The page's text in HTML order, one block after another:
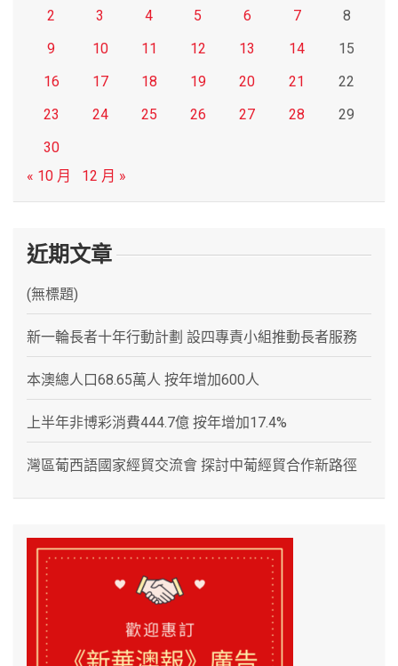
2 3 4 5 6 7
8
9
10 11 12 13 14
15
16
17 18 19 20 21
22
23
24 25 26 27 28
29
30
« 10 月
12 月 »
近期文章
(無標題)
新一輪長者十年行動計劃 設四專責小組推動長者服務
本澳總人口68.65萬人 按年增加600人
上半年非博彩消費444.7億 按年增加17.4%
灣區葡西語國家經貿交流會 探討中葡經貿合作新路徑